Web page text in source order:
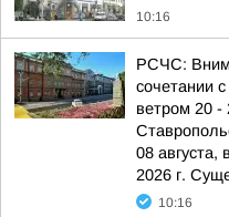
10:16
РСЧС:
сочетании
ветром 20 -
08 августа,
2026 г.
10:16